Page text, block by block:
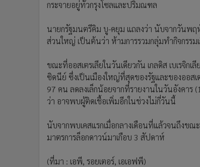
กระจายอยู่ทั่วกรุงโซลและปริมณฑล
นายกรัฐมนตรีคิม บู-คยุม แถลงว่า นับจากวันพฤ
ส่วนใหญ่ เป็นต้นว่า ห้ามการรวมกลุ่มทำกิจกรร
ขณะที่ออสเตรเลียในวันเดียวกัน เกลดิส เบเรจิก
ซิดนีย์ ซึ่งเป็นเมืองใหญ่ที่สุดของรัฐและของออส
97 คน ลดลงเล็กน้อยจากที่รายงานในวันอังคาร
ว่า อาจพบผู้ติดเชื้อเพิ่มอีกในช่วงไม่กี่วันนี้
นับจากพบเคสแรกเมื่อกลางเดือนที่แล้วจนถึงข
มาตรการล็อกดาวน์มาเกือบ 3 สัปดาห์
(ที่มา : เอพี, รอยเตอร์, เอเอฟพี)